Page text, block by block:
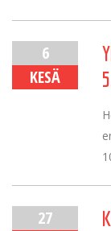
6
KESÄ
27